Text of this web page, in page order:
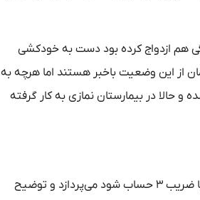
هم ازدواج کرده بود دست به خودکشی
از این وضعیت باخبر هستند اما هرچه به
حالا در بیمارستان نمازی به کار گرفته
این فعال صنفی در ادامه به بحث فوق‌العاده خاص پرستاران که قرار بود مانند دیگر کارمندان دولتی با ضریب ۳ حساب شود می‌پردازد و توضیح